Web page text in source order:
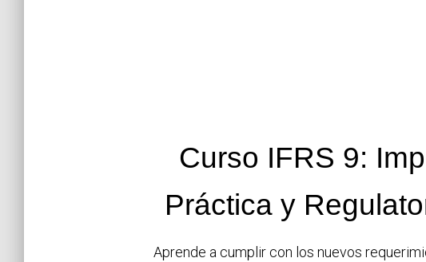
Curso IFRS 9:
Práctica y
Aprende a cumplir con los nuevos